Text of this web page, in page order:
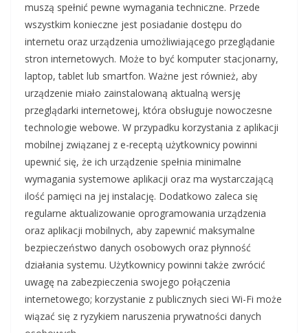
muszą spełnić pewne wymagania techniczne. Przede
wszystkim konieczne jest posiadanie dostępu do
internetu oraz urządzenia umożliwiającego przeglądanie
stron internetowych. Może to być komputer stacjonarny,
laptop, tablet lub smartfon. Ważne jest również, aby
urządzenie miało zainstalowaną aktualną wersję
przeglądarki internetowej, która obsługuje nowoczesne
technologie webowe. W przypadku korzystania z aplikacji
mobilnej związanej z e-receptą użytkownicy powinni
upewnić się, że ich urządzenie spełnia minimalne
wymagania systemowe aplikacji oraz ma wystarczającą
ilość pamięci na jej instalację. Dodatkowo zaleca się
regularne aktualizowanie oprogramowania urządzenia
oraz aplikacji mobilnych, aby zapewnić maksymalne
bezpieczeństwo danych osobowych oraz płynność
działania systemu. Użytkownicy powinni także zwrócić
uwagę na zabezpieczenia swojego połączenia
internetowego; korzystanie z publicznych sieci Wi-Fi może
wiązać się z ryzykiem naruszenia prywatności danych